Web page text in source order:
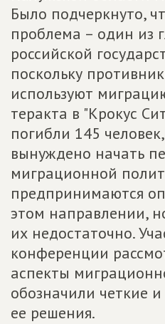
Было подчеркнуто,
проблема – один из
российской
поскольку
используют
теракта в "Крокус
погибли 145
вынуждено начать
миграционной
предпринимаются
этом направлении,
их недостаточно.
конференции
аспекты
обозначили четкие
ее решения.